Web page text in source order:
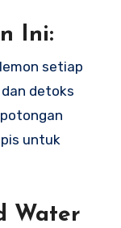
Ini:
setiap
detoks
untuk
Water